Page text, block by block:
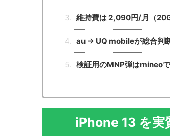
維持費は 2,090円/月（
au → UQ mobileが総合判
検証用のMNP弾はmineo
iPhone 13 を実